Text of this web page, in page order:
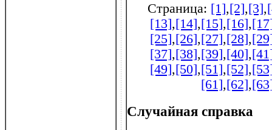
Страница: [1],[2],[3],
[13],[14],[15],[16],
[25],[26],[27],[28],
[37],[38],[39],[40],
[49],[50],[51],[52],
[61],[62],
Случайная справка